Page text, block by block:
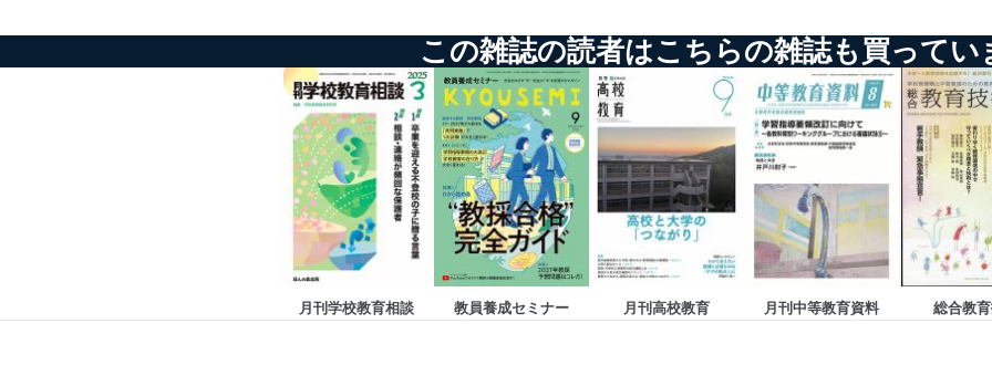
当社は、内部監査及びマネジメントレビューの機会を通じて、個人情報保護マネジメントシステム
の状態を維持します。
苦情及び相談受付け窓口
貴殿の個人情報及び当社の個人情報保護マネジメントシステムに関するご相談及び苦情については
適切、かつ迅速に対応させていただきます。
株式会社富士山マガジンサービス 個人情報問い合わせ係
TEL：0570-200-223
FAX：03-5459-7073
e-mail：cs@fujisan.co.jp
この雑誌の読者はこちらの雑誌も買ってい
月刊学校教育相談 教員養成セミナー 月刊高校教育 月刊中等教育資料 総合教